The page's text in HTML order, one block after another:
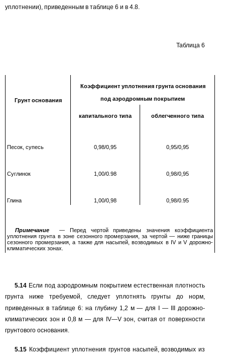
уплотнении), приведенным в таблице 6 и в 4.8.
Таблица 6
Грунт основания
Коэффициент уплотнения грунта основания
под аэродромным покрытием
капитального типа облегченного типа
Песок, супесь
Суглинок
Глина
0,98/0,95
1,00/0.98
1,00/0,98
0,95/0,95
0,98/0,95
0,98/0.95
Примечание —Перед чертой приведены значения коэффициента
уплотнения грунта в зоне сезонного промерзания, за чертой— ниже границы
сезонного промерзания, а также для насыпей, возводимых вIVиVдорожно-
климатических зонах.
5.14 Если под аэродромным покрытием естественная плотность
грунта ниже требуемой, следует уплотнять грунты до норм,
приведенных в таблице 6:на глубину1,2 м— для —
дорожно-
климатических зон и 0,8 м — для IV—Vзон, считая от поверхности
грунтового основания.
5.15 Коэффициент уплотнения грунтов насыпей, возводимых из